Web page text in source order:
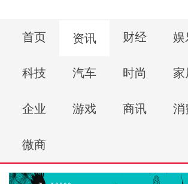
首页 资讯 财经 娱
科技 汽车 时尚 家
企业 游戏 商讯 消
微商